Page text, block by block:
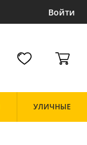
Войти
УЛИЧНЫЕ